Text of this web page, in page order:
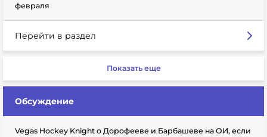
февраля
Перейти в раздел
Показать еще
Обсуждение
Vegas Hockey Knight о Дорофееве и Барбашеве на ОИ, если